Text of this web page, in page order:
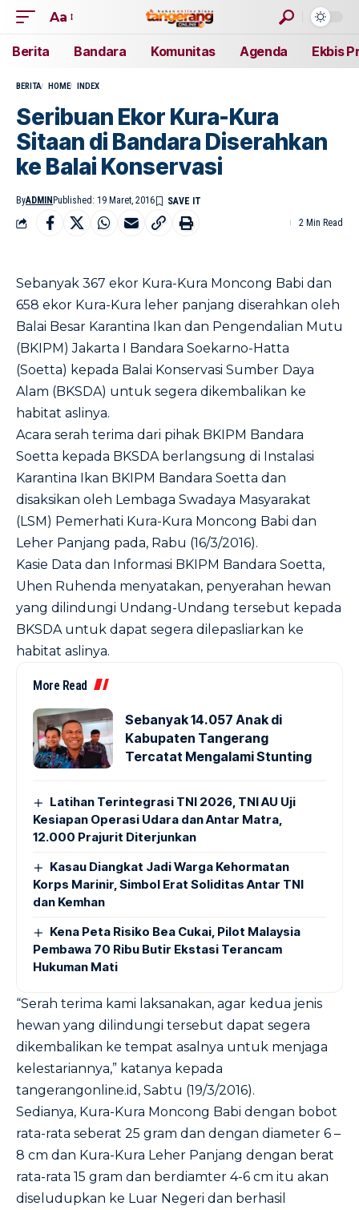
Aa
Berita Bandara Komunitas Agenda Ekbis
BERITA HOME INDEX
Seribuan Ekor Kura-Kura
Sitaan di Bandara Diserahkan
ke Balai Konservasi
ByADMIN Published: 19 Maret, 2016
2 Min Read
Sebanyak 367 ekor Kura-Kura Moncong Babi dan
658 ekor Kura-Kura leher panjang diserahkan oleh
Balai Besar Karantina Ikan dan Pengendalian Mutu
(BKIPM) Jakarta I Bandara Soekarno-Hatta
(Soetta) kepada Balai Konservasi Sumber Daya
Alam (BKSDA) untuk segera dikembalikan ke
habitat aslinya.
Acara serah terima dari pihak BKIPM Bandara
Soetta kepada BKSDA berlangsung di Instalasi
Karantina Ikan BKIPM Bandara Soetta dan
disaksikan oleh Lembaga Swadaya Masyarakat
(LSM) Pemerhati Kura-Kura Moncong Babi dan
Leher Panjang pada, Rabu (16/3/2016).
Kasie Data dan Informasi BKIPM Bandara Soetta,
Uhen Ruhenda menyatakan, penyerahan hewan
yang dilindungi Undang-Undang tersebut kepada
BKSDA untuk dapat segera dilepasliarkan ke
habitat aslinya.
More Read
Sebanyak 14.057 Anak di
Kabupaten Tangerang
Tercatat Mengalami Stunting
Latihan Terintegrasi TNI 2026, TNI AU Uji
Kesiapan Operasi Udara dan Antar Matra,
12.000 Prajurit Diterjunkan
Kasau Diangkat Jadi Warga Kehormatan
Korps Marinir, Simbol Erat Soliditas Antar TNI
dan Kemhan
Kena Peta Risiko Bea Cukai, Pilot Malaysia
Pembawa 70 Ribu Butir Ekstasi Terancam
Hukuman Mati
“Serah terima kami laksanakan, agar kedua jenis
hewan yang dilindungi tersebut dapat segera
dikembalikan ke tempat asalnya untuk menjaga
kelestariannya,” katanya kepada
tangerangonline.id, Sabtu (19/3/2016).
Sedianya, Kura-Kura Moncong Babi dengan bobot
rata-rata seberat 25 gram dan dengan diameter 6 –
8 cm dan Kura-Kura Leher Panjang dengan berat
rata-rata 15 gram dan berdiamter 4-6 cm itu akan
diseludupkan ke Luar Negeri dan berhasil